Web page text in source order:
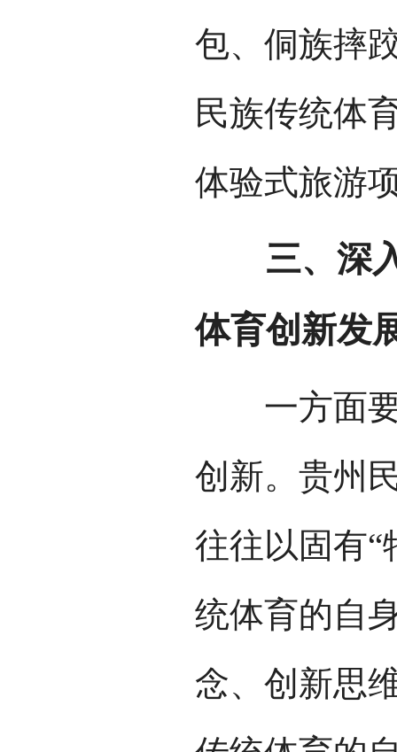
包、侗族摔
民族传统体
体验式旅游
三、深入
体育创新发
一方面要
创新。贵州
往往以固有“
统体育的自
念、创新思